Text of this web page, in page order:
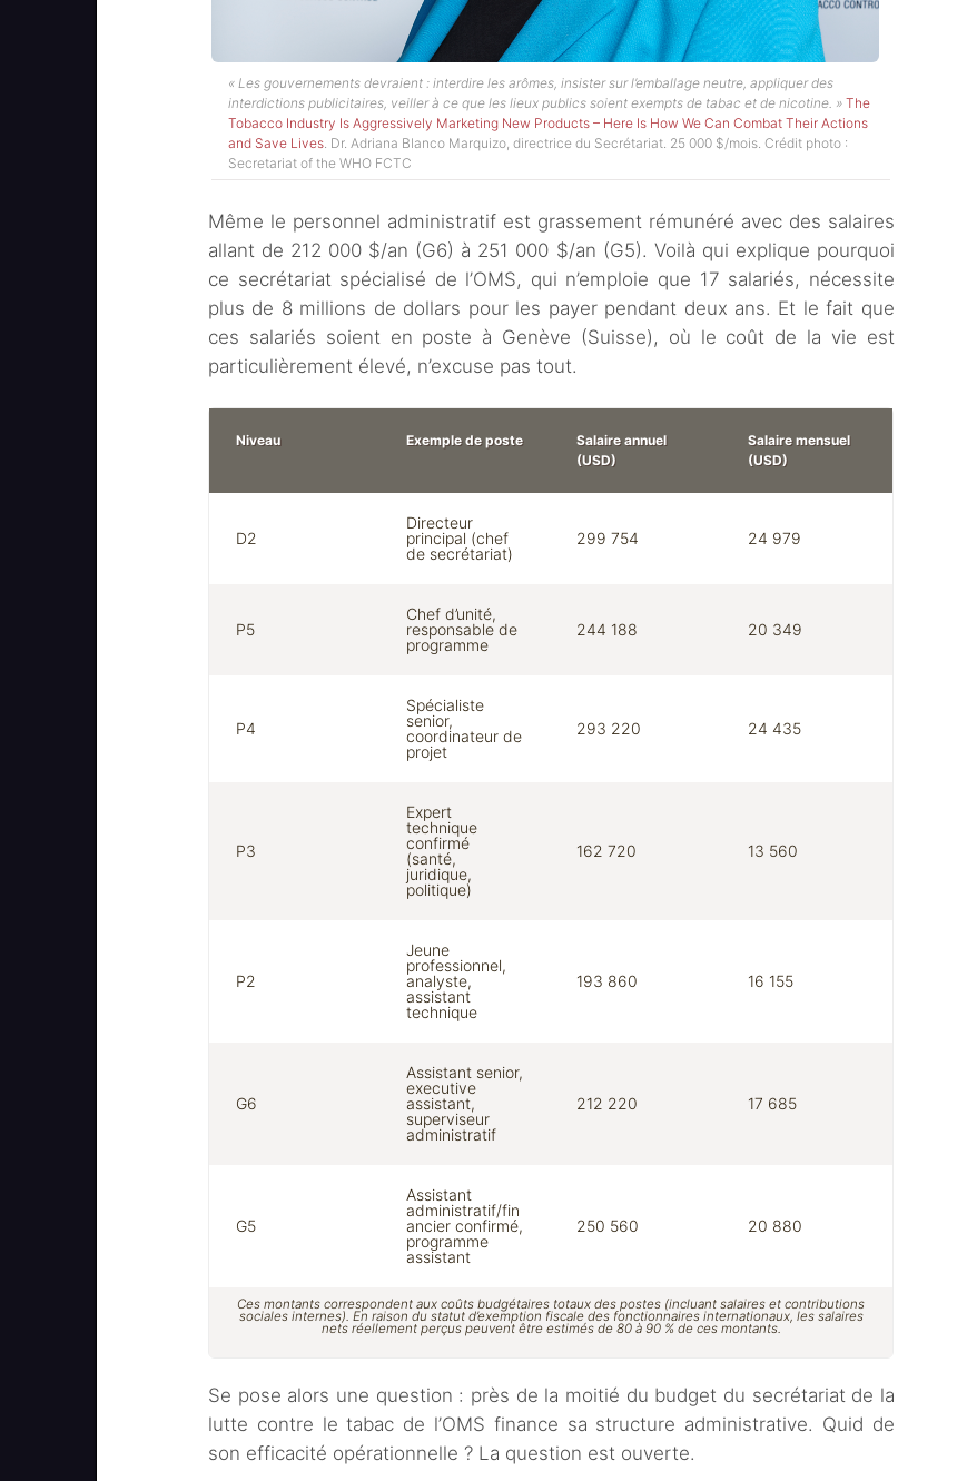
« Les gouvernements devraient : interdire les arômes, insister sur l’emballage neutre, appliquer des
interdictions publicitaires, veiller à ce que les lieux publics soient exempts de tabac et de nicotine. » The
Tobacco Industry Is Aggressively Marketing New Products – Here Is How We Can Combat Their Actions
and Save Lives. Dr. Adriana Blanco Marquizo, directrice du Secrétariat. 25 000 $/mois. Crédit photo :
Secretariat of the WHO FCTC
Même le personnel administratif est grassement rémunéré avec des salaires
allant de 212 000 $/an (G6) à 251 000 $/an (G5). Voilà qui explique pourquoi
ce secrétariat spécialisé de l’OMS, qui n’emploie que 17 salariés, nécessite
plus de 8 millions de dollars pour les payer pendant deux ans. Et le fait que
ces salariés soient en poste à Genève (Suisse), où le coût de la vie est
particulièrement élevé, n’excuse pas tout.
Niveau Exemple de poste
Salaire annuel
(USD)
Salaire mensuel
(USD)
D2
Directeur
principal (chef
de secrétariat)
299 754 24 979
P5
Chef d’unité,
responsable de
programme
244 188 20 349
P4
Spécialiste
senior,
coordinateur de
projet
293 220 24 435
P3
Expert
technique
confirmé
(santé,
juridique,
politique)
162 720 13 560
P2
Jeune
professionnel,
analyste,
assistant
technique
193 860 16 155
G6
Assistant senior,
executive
assistant,
superviseur
administratif
212 220 17 685
G5
Assistant
administratif/fin
ancier confirmé,
programme
assistant
250 560 20 880
Ces montants correspondent aux coûts budgétaires totaux des postes (incluant salaires et contributions
sociales internes). En raison du statut d’exemption fiscale des fonctionnaires internationaux, les salaires
nets réellement perçus peuvent être estimés de 80 à 90 % de ces montants.
Se pose alors une question : près de la moitié du budget du secrétariat de la
lutte contre le tabac de l’OMS finance sa structure administrative. Quid de
son efficacité opérationnelle ? La question est ouverte.